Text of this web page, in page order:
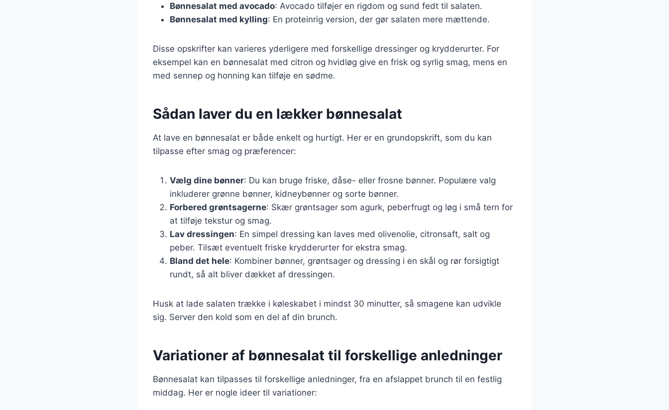
Bønnesalat med avocado: Avocado tilføjer en rigdom og sund fedt til salaten.
Bønnesalat med kylling: En proteinrig version, der gør salaten mere mættende.
Disse opskrifter kan varieres yderligere med forskellige dressinger og krydderurter. For
eksempel kan en bønnesalat med citron og hvidløg give en frisk og syrlig smag, mens en
med sennep og honning kan tilføje en sødme.
Sådan laver du en lækker bønnesalat
At lave en bønnesalat er både enkelt og hurtigt. Her er en grundopskrift, som du kan
tilpasse efter smag og præferencer:
Vælg dine bønner: Du kan bruge friske, dåse- eller frosne bønner. Populære valg
inkluderer grønne bønner, kidneybønner og sorte bønner.
Forbered grøntsagerne: Skær grøntsager som agurk, peberfrugt og løg i små tern for
at tilføje tekstur og smag.
Lav dressingen: En simpel dressing kan laves med olivenolie, citronsaft, salt og
peber. Tilsæt eventuelt friske krydderurter for ekstra smag.
Bland det hele: Kombiner bønner, grøntsager og dressing i en skål og rør forsigtigt
rundt, så alt bliver dækket af dressingen.
Husk at lade salaten trække i køleskabet i mindst 30 minutter, så smagene kan udvikle
sig. Server den kold som en del af din brunch.
Variationer af bønnesalat til forskellige anledninger
Bønnesalat kan tilpasses til forskellige anledninger, fra en afslappet brunch til en festlig
middag. Her er nogle ideer til variationer: